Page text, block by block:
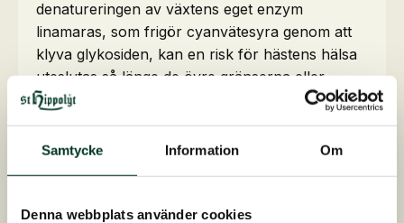
Samtycke Information Om
Denna webbplats använder cookies
denatureringen av växtens eget enzym
linamaras, som frigör cyanvätesyra genom att
klyva glykosiden, kan en risk för hästens hälsa
uteslutas så länge de övre gränserna eller
foderrekommendationerna respekteras.
Malning är inte samma sak som lätt